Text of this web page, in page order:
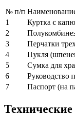
№ п/п
1
Куртка с
2
3
Перчатки
4
Пукля
5
Сумка для
6
Руководство
7
Паспорт (на